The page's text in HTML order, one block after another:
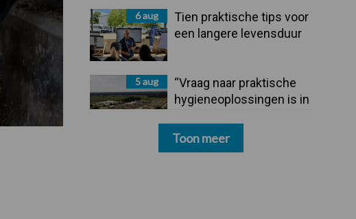
6 aug
Tien praktische tips voor
een langere levensduur
5 aug
“Vraag naar praktische
hygieneoplossingen is in
Toon meer